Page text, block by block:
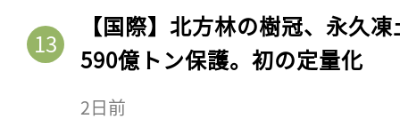
【国際】北方林の樹冠、永久
590億トン保護。初の定量化
2日前